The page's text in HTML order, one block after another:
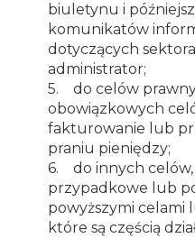
biuletynu i
komunikatów
dotyczących
administrator;
5. do celów
obowiązkowych
fakturowanie lub
praniu pieniędzy;
6. do innych celów,
przypadkowe lub
powyższymi celami
które są częścią